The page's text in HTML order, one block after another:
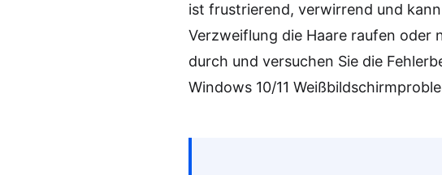
ist frustrierend, verwirrend und
Verzweiflung die Haare raufen oder
durch und versuchen Sie die
Windows 10/11